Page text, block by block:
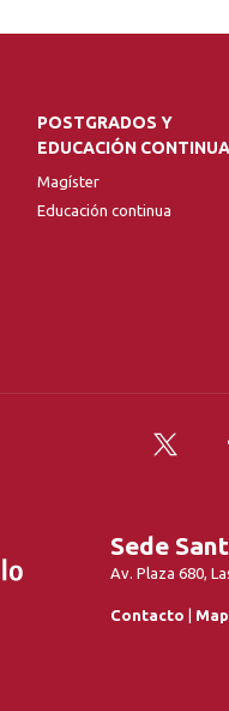
POSTGRADOS Y
EDUCACIÓN CONTINUA
Magíster
Educación continua
Twitter
Sede
Av. Plaza 680,
Contacto |